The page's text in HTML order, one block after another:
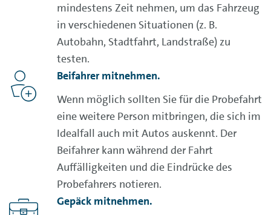
mindestens Zeit nehmen, um das Fahrzeug
in verschiedenen Situationen (z. B.
Autobahn, Stadtfahrt, Landstraße) zu
testen.
Beifahrer mitnehmen.
Wenn möglich sollten Sie für die Probefahrt
eine weitere Person mitbringen, die sich im
Idealfall auch mit Autos auskennt. Der
Beifahrer kann während der Fahrt
Auffälligkeiten und die Eindrücke des
Probefahrers notieren.
Gepäck mitnehmen.